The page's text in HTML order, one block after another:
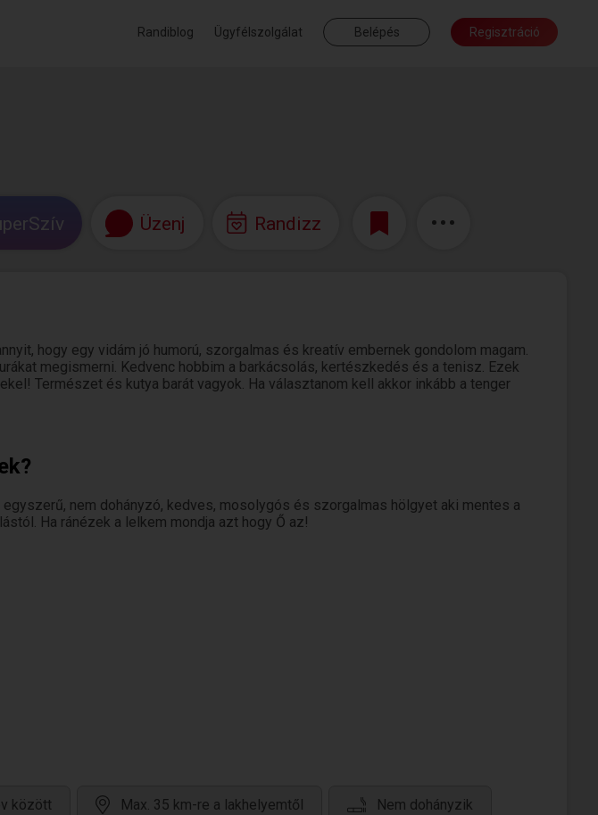
Randiblog Ügyfélszolgálat Belépés Regisztráció
Üzenj Randizz
hogy egy vidám jó humorú, szorgalmas és kreatív embernek gondolom magam.
megismerni. Kedvenc hobbim a barkácsolás, kertészkedés és a tenisz. Ezek
Természet és kutya barát vagyok. Ha választanom kell akkor inkább a tenger
nem dohányzó, kedves, mosolygós és szorgalmas hölgyet aki mentes a
Ha ránézek a lelkem mondja azt hogy Ő az!
között Max. 35 km-re a lakhelyemtől Nem dohányzik